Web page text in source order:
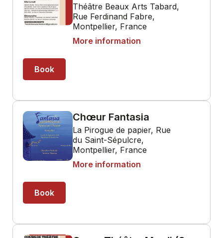
Théâtre Beaux Arts Tabard,
Rue Ferdinand Fabre,
Montpellier, France
More information
Book
Chœur Fantasia
La Pirogue de papier, Rue
du Saint-Sépulcre,
Montpellier, France
More information
Book